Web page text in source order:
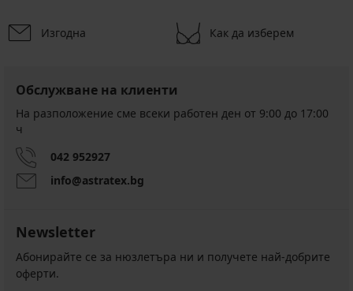
Изгодна Как да изберем
Обслужване на клиенти
На разположение сме всеки работен ден от 9:00 до 17:00
ч
042 952927
info@astratex.bg
Newsletter
Абонирайте се за нюзлетъра ни и получете най-добрите
оферти.